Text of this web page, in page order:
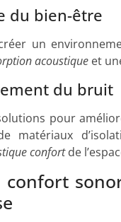
du bien-être
un
acoustique et
du bruit
pour
matériaux
confortde
confort